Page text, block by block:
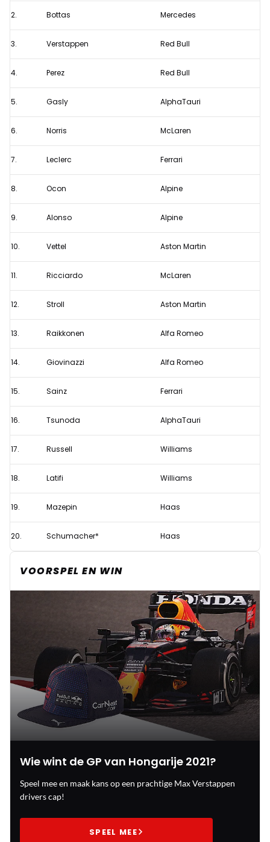
GP
2021
2. Bottas Mercedes
3. Verstappen Red Bull
4. Perez Red Bull
5. Gasly AlphaTauri
6. Norris McLaren
7. Leclerc Ferrari
8. Ocon Alpine
9. Alonso Alpine
10. Vettel Aston Martin
11. Ricciardo McLaren
12. Stroll Aston Martin
13. Raikkonen Alfa Romeo
14. Giovinazzi Alfa Romeo
15. Sainz Ferrari
16. Tsunoda AlphaTauri
17. Russell Williams
18. Latifi Williams
19. Mazepin Haas
20. Schumacher* Haas
VOORSPEL EN WIN
Wie wint de GP van Hongarije 2021?
Speel mee en maak kans op een prachtige Max Verstappen
drivers cap!
SPEEL MEE